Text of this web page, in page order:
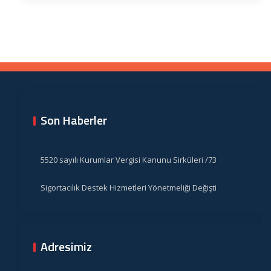
Son Haberler
5520 sayılı Kurumlar Vergisi Kanunu Sirküleri /73
Sigortacılık Destek Hizmetleri Yönetmeliği Değişti
Adresimiz